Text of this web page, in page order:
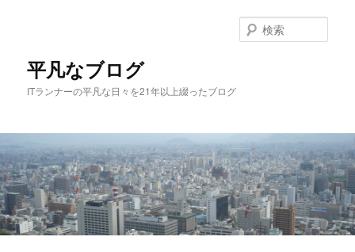
移
動
動
平凡なブログ
ITランナーの平凡な日々を21年以上綴ったブログ
索